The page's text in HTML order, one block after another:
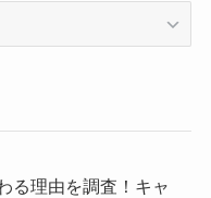
る理由を調査！キャ